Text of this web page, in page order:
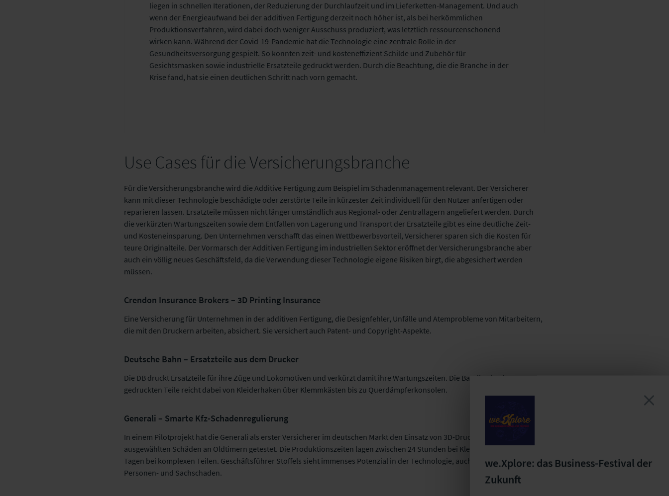
liegen in schnellen Iterationen, der Reduzierung der Durchlaufzeit und im Lieferketten-Management. Und auch
wenn der Energieaufwand bei der additiven Fertigung derzeit noch höher ist, als bei herkömmlichen
Produktionsverfahren, wird dabei doch weniger Ausschuss produziert, was letztlich ressourcenschonend
wirken kann. Während der Covid-19-Pandemie hat die Technologie eine zentrale Rolle in der
Gesundheitsversorgung gespielt. So konnten zeit- und kosteneffizient Schilde und Zubehör für
Gesichtsmasken sowie industrielle Ersatzteile gedruckt werden. Durch die Beachtung, die die Branche in der
Krise fand, hat sie einen deutlichen Schritt nach vorn gemacht.
Use Cases für die Versicherungsbranche
Für die Versicherungsbranche wird die Additive Fertigung zum Beispiel im Schadenmanagement relevant. Der Versicherer
kann mit dieser Technologie beschädigte oder zerstörte Teile in kürzester Zeit individuell für den Nutzer anfertigen oder
reparieren lassen. Ersatzteile müssen nicht länger umständlich aus Regional- oder Zentrallagern angeliefert werden. Durch
die verkürzten Wartungszeiten sowie dem Entfallen von Lagerung und Transport der Ersatzteile gibt es eine deutliche Zeit-
und Kosteneinsparung. Den Unternehmen verschafft das einen Wettbewerbsvorteil, Versicherer sparen sich die Kosten für
teure Originalteile. Der Vormarsch der Additiven Fertigung im industriellen Sektor eröffnet der Versicherungsbranche aber
auch ein völlig neues Geschäftsfeld, da die Verwendung dieser Technologie eigene Risiken birgt, die abgesichert werden
müssen.
Crendon Insurance Brokers – 3D Printing Insurance
Eine Versicherung für Unternehmen in der additiven Fertigung, die Designfehler, Unfälle und Atemprobleme von Mitarbeitern,
die mit den Druckern arbeiten, absichert. Sie versichert auch Patent- und Copyright-Aspekte.
Deutsche Bahn – Ersatzteile aus dem Drucker
Die DB druckt Ersatzteile für ihre Züge und Lokomotiven und verkürzt damit ihre Wartungszeiten. Die Bandbreite der
gedruckten Teile reicht dabei von Kleiderhaken über Klemmkästen bis zu Querdämpferkonsolen.
Generali – Smarte Kfz-Schadenregulierung
In einem Pilotprojekt hat die Generali als erster Versicherer im deutschen Markt den Einsatz von 3D-Druckern bei
ausgewählten Schäden an Oldtimern getestet. Die Produktionszeiten lagen zwischen 24 Stunden bei Kleinteilen bis zu zehn
Tagen bei komplexen Teilen. Geschäftsführer Stoffels sieht immenses Potenzial in der Technologie, auch für die Bereiche
Personen- und Sachschaden.
we.Xplore: das Business-Festival der
Zukunft